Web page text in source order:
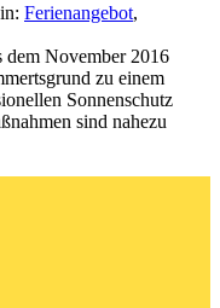
Ferienangebot,
dem November 2016
zu einem
Sonnenschutz
sind nahezu